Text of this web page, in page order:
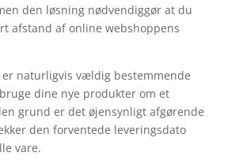
den løsning nødvendiggør at du
afstand af online webshoppens
er naturligvis vældig bestemmende
dine nye produkter om et
grund er det øjensynligt afgørende
den forventede leveringsdato
vare.